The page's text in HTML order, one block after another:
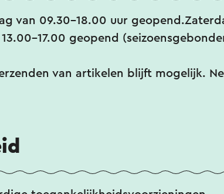
van 09.30-18.00 uur
17.00 geopend
van artikelen blijft mogelijk.